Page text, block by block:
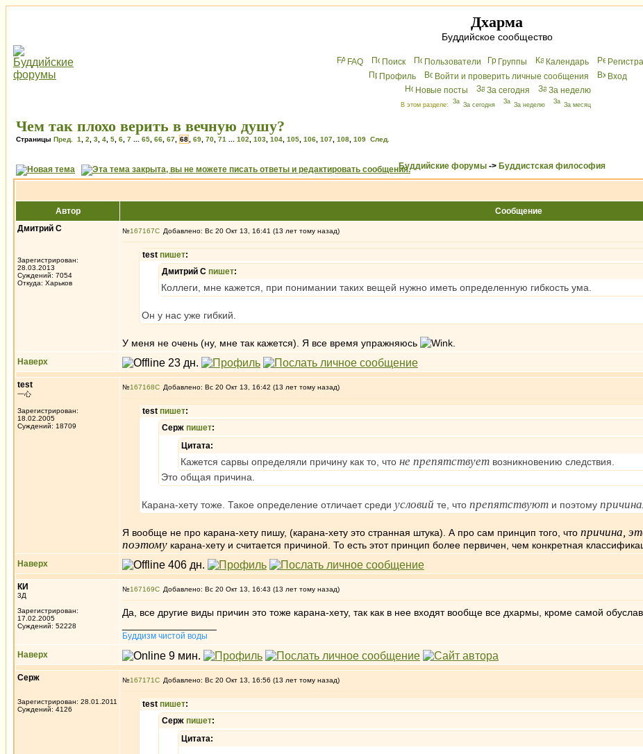
Дхарма
Буддийское сообщество
FAQ Поиск Пользователи Группы Календарь
Профиль
Войти и проверить личные сообщения
Вхoд
Новые посты
За сегодня За неделю
В этом разделе: За сегодня За неделю За месяц
Чем так плохо верить в вечную душу?
Страницы Пред. 1 2 3 4 5 6 7 65 66 67 68 69 70 71 102 103 104 105 106 107 108 109 След.
Буддийские форумы -> Буддистская философия
Автор
Сообщение
Дмитрий С
Зарегистрирован:
28.03.2013
Суждений: 7054
Откуда: Харьков
№167167 Добавлено: Вс 20 Окт 13, 16:41 (13 лет тому назад)
test пишет:
Дмитрий С пишет:
Коллеги, мне кажется, при понимании таких вещей нужно иметь определенную гибкость ума.
Он у нас уже гибкий.
У меня не очень (ну, мне так кажется). Я все время упражняюсь
Наверх
test
一心
Зарегистрирован:
18.02.2005
Суждений: 18709
№167168 Добавлено: Вс 20 Окт 13, 16:42 (13 лет тому назад)
test пишет:
Серж пишет:
Цитата:
Кажется сарвы определяли причину как то, что не препятствует возникновению следствия.
Это общая причина.
Карана-хету тоже. Такое определение отличает среди условий те, что препятствуют и поэтому
Я вообще не про карана-хету пишу, (карана-хету это странная штука). А про сам принцип того, что причина,
поэтому карана-хету и считается причиной. То есть этот принцип более первичен, чем конкретная
Наверх
КИ
3Д
Зарегистрирован:
17.02.2005
Суждений: 52228
№167169 Добавлено: Вс 20 Окт 13, 16:43 (13 лет тому назад)
Да, все другие виды причин это тоже карана-хету, так как в нее входят вообще все дхармы, кроме самой
Буддизм чистой воды
Наверх
Серж
Зарегистрирован: 28.01.2011
Суждений: 4126
№167171 Добавлено: Вс 20 Окт 13, 16:56 (13 лет тому назад)
test пишет:
Серж пишет:
Цитата: